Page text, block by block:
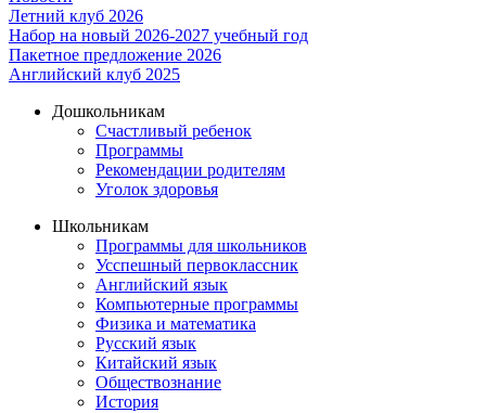
Летний клуб 2026
Набор на новый 2026-2027 учебный год
Пакетное предложение 2026
Английский клуб 2025
Дошкольникам
Счастливый ребенок
Программы
Рекомендации родителям
Уголок здоровья
Школьникам
Программы для школьников
Усспешный первоклассник
Английский язык
Компьютерные программы
Физика и математика
Русский язык
Китайский язык
Обществознание
История